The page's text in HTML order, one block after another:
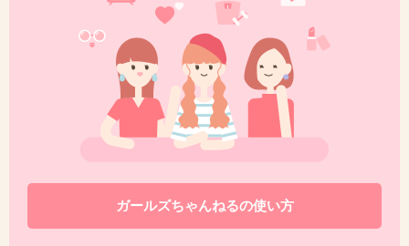
ガールズちゃんねるの使い方